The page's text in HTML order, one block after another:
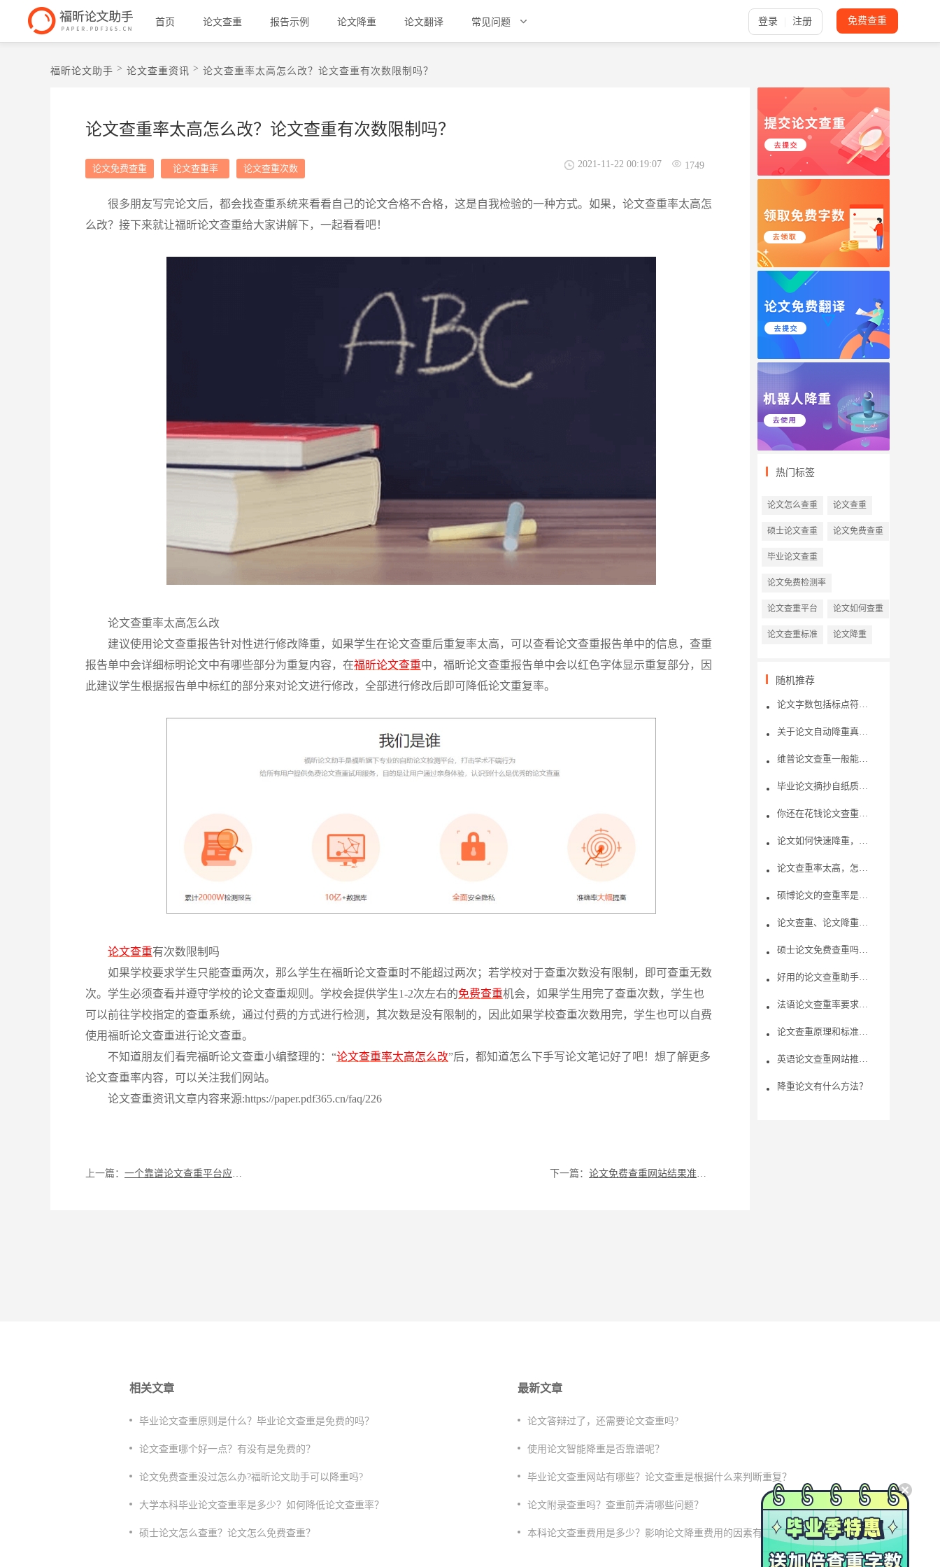
首页 论文查重 报告示例 论文降重 论文翻译 常见问题 免费查重
登录 注册
福昕论文助手 > 论文查重资讯 > 论文查重率太高怎么改？论文查重有次数限制吗？
论文查重率太高怎么改？论文查重有次数限制吗？
论文免费查重 论文查重率 论文查重次数 1749
2021-11-22 00:19:07
很多朋友写完论文后，都会找查重系统来看看自己的论文合格不合格，这是自我检验的一种方式。如果，论文查重率太高怎
么改？接下来就让福昕论文查重给大家讲解下，一起看看吧！
论文查重率太高怎么改
建议使用论文查重报告针对性进行修改降重，如果学生在论文查重后重复率太高，可以查看论文查重报告单中的信息，查重
报告单中会详细标明论文中有哪些部分为重复内容，在福昕论文查重中，福昕论文查重报告单中会以红色字体显示重复部分，因
此建议学生根据报告单中标红的部分来对论文进行修改，全部进行修改后即可降低论文重复率。
论文查重有次数限制吗
如果学校要求学生只能查重两次，那么学生在福昕论文查重时不能超过两次；若学校对于查重次数没有限制，即可查重无数
次。学生必须查看并遵守学校的论文查重规则。学校会提供学生1-2次左右的免费查重机会，如果学生用完了查重次数，学生也
可以前往学校指定的查重系统，通过付费的方式进行检测，其次数是没有限制的，因此如果学校查重次数用完，学生也可以自费
使用福昕论文查重进行论文查重。
不知道朋友们看完福昕论文查重小编整理的： “论文查重率太高怎么改”后，都知道怎么下手写论文笔记好了吧！想了解更多
论文查重率内容，可以关注我们网站。
论文查重资讯文章内容来源:https://paper.pdf365.cn/faq/226
上一篇： 一个靠谱论文查重平台应具备什么条件和功能呢？ 下一篇： 论文免费查重网站结果准确吗？看这篇就能了解！
热门标签
论文怎么查重 论文查重
硕士论文查重 论文免费查重
毕业论文查重
论文免费检测率
论文查重平台 论文如何查重
论文查重标准 论文降重
随机推荐
论文字数包括标点符号字符吗?
关于论文自动降重真的有用吗？
维普论文查重一般能够查几次？论文查重的机制是怎样的呢？
毕业论文摘抄自纸质书籍，论文查重可以检测出吗?
你还在花钱论文查重吗？了解免费论文查重内幕
论文如何快速降重，论文降重需要注意什么?
论文查重率太高，怎么办?
硕博论文的查重率是多少？有没有免费的硕博论文查重平台？
论文查重、论文降重有什么技巧？
硕士论文免费查重吗？论文如何修改降重？
好用的论文查重助手介绍 免费的查重网站介绍
法语论文查重率要求是多少？推荐一款法语论文查重软件？
论文查重原理和标准是什么？论文查重绿色代表什么？
英语论文查重网站推荐哪家？有何优势？
降重论文有什么方法？
相关文章
毕业论文查重原则是什么？毕业论文查重是免费的吗？
论文查重哪个好一点？有没有是免费的？
论文免费查重没过怎么办?福昕论文助手可以降重吗?
大学本科毕业论文查重率是多少？如何降低论文查重率？
硕士论文怎么查重？论文怎么免费查重？
最新文章
论文答辩过了，还需要论文查重吗?
使用论文智能降重是否靠谱呢？
毕业论文查重网站有哪些？论文查重是根据什么来判断重复？
论文附录查重吗？查重前弄清哪些问题？
本科论文查重费用是多少？影响论文降重费用的因素有哪些？